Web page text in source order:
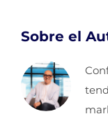
Sobre el